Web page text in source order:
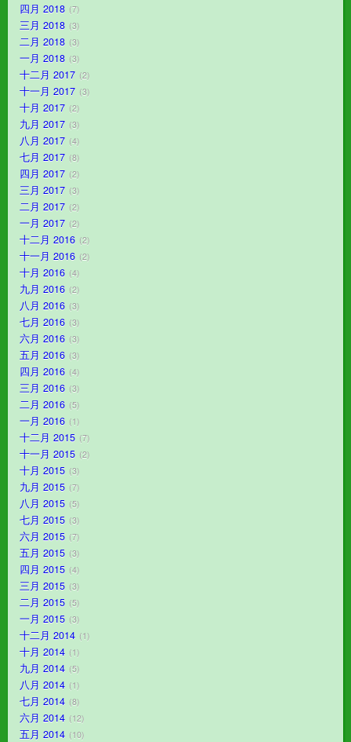
四月 2018 7
三月 2018 3
二月 2018 3
一月 2018 3
十二月 2017 2
十一月 2017 3
十月 2017 2
九月 2017 3
八月 2017 4
七月 2017 8
四月 2017 2
三月 2017 3
二月 2017 2
一月 2017 2
十二月 2016 2
十一月 2016 2
十月 2016 4
九月 2016 2
八月 2016 3
七月 2016 3
六月 2016 3
五月 2016 3
四月 2016 4
三月 2016 3
二月 2016 5
一月 2016 1
十二月 2015 7
十一月 2015 2
十月 2015 3
九月 2015 7
八月 2015 5
七月 2015 3
六月 2015 7
五月 2015 3
四月 2015 4
三月 2015 3
二月 2015 5
一月 2015 3
十二月 2014 1
十月 2014 1
九月 2014 5
八月 2014 1
七月 2014 8
六月 2014 12
五月 2014 10